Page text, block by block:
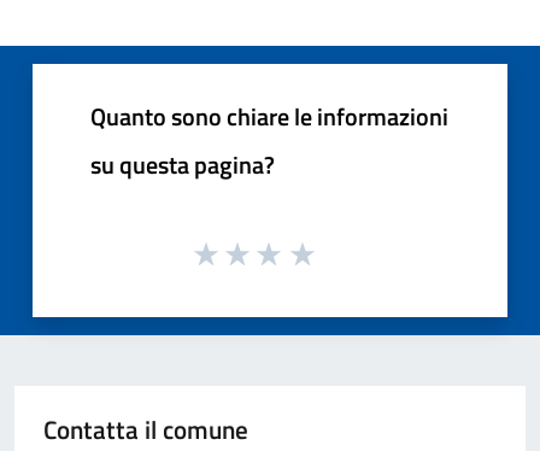
Quanto sono chiare le informazioni
su questa pagina?
Contatta il comune